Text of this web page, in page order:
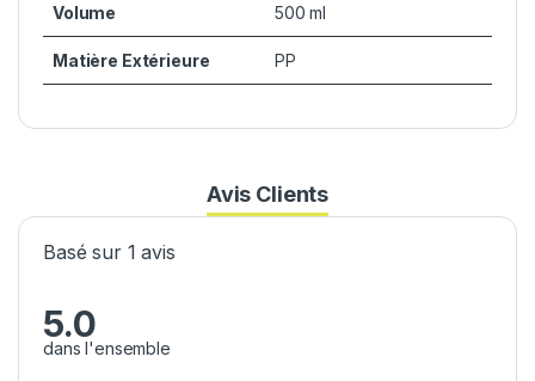
Volume 500 ml
Matière Extérieure PP
Avis Clients
Basé sur 1 avis
5.0
dans l'ensemble